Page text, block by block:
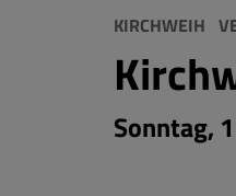
KIRCHWEIH
Sonntag,